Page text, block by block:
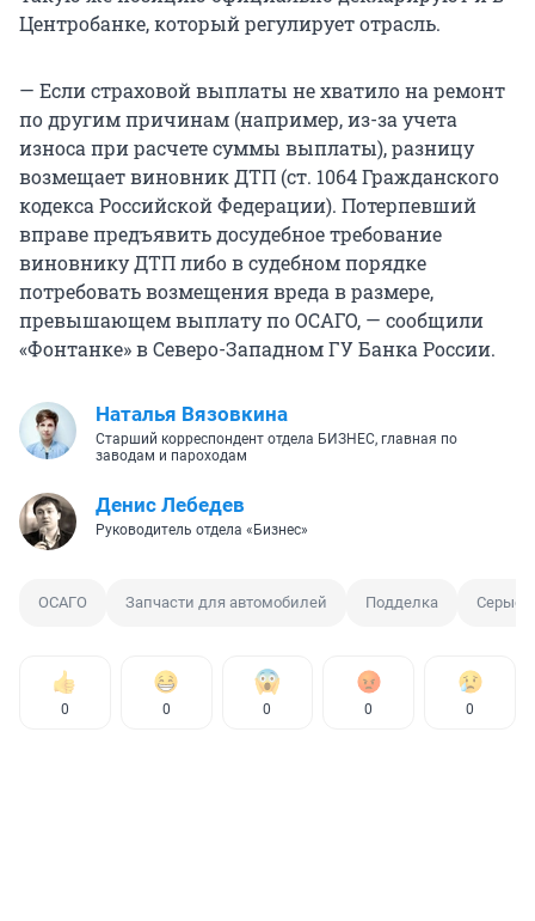
Центробанке, который регулирует отрасль.
— Если страховой выплаты не хватило на ремонт
по другим причинам (например, из-за учета
износа при расчете суммы выплаты), разницу
возмещает виновник ДТП (ст. 1064 Гражданского
кодекса Российской Федерации). Потерпевший
вправе предъявить досудебное требование
виновнику ДТП либо в судебном порядке
потребовать возмещения вреда в размере,
превышающем выплату по ОСАГО, — сообщили
«Фонтанке» в Северо-Западном ГУ Банка России.
Наталья Вязовкина
Старший корреспондент отдела БИЗНЕС, главная по
заводам и пароходам
Денис Лебедев
Руководитель отдела «Бизнес»
ОСАГО Запчасти для автомобилей Подделка Серые
0 0 0 0 0